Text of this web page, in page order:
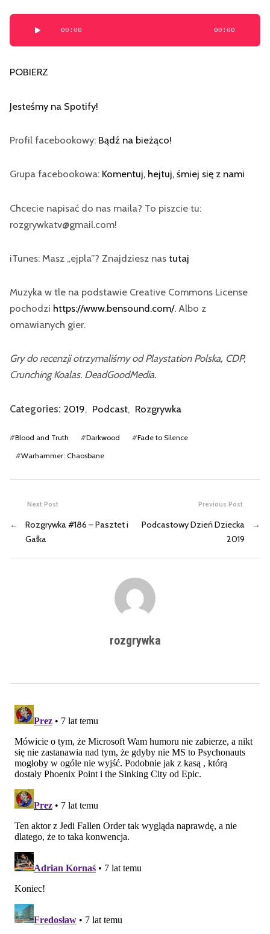
Odtwarzacz
plików
00:00 00:00
POBIERZ
Jesteśmy na Spotify!
Profil facebookowy: Bądź na bieżąco!
Grupa facebookowa: Komentuj, hejtuj, śmiej się z nami
Chcecie napisać do nas maila? To piszcie tu:
rozgrywkatv@gmail.com!
iTunes: Masz „ejpla”? Znajdziesz nas tutaj
Muzyka w tle na podstawie Creative Commons License
pochodzi https://www.bensound.com/. Albo z
omawianych gier.
Gry do recenzji otrzymaliśmy od Playstation Polska, CDP,
Crunching Koalas. DeadGoodMedia.
Categories: 2019, Podcast, Rozgrywka
#Blood and Truth #Darkwood #Fade to Silence
#Warhammer: Chaosbane
Previous Post
Podcastowy Dzień Dziecka
2019
→
Next Post
←
Rozgrywka #186 – Pasztet i
Gałka
rozgrywka